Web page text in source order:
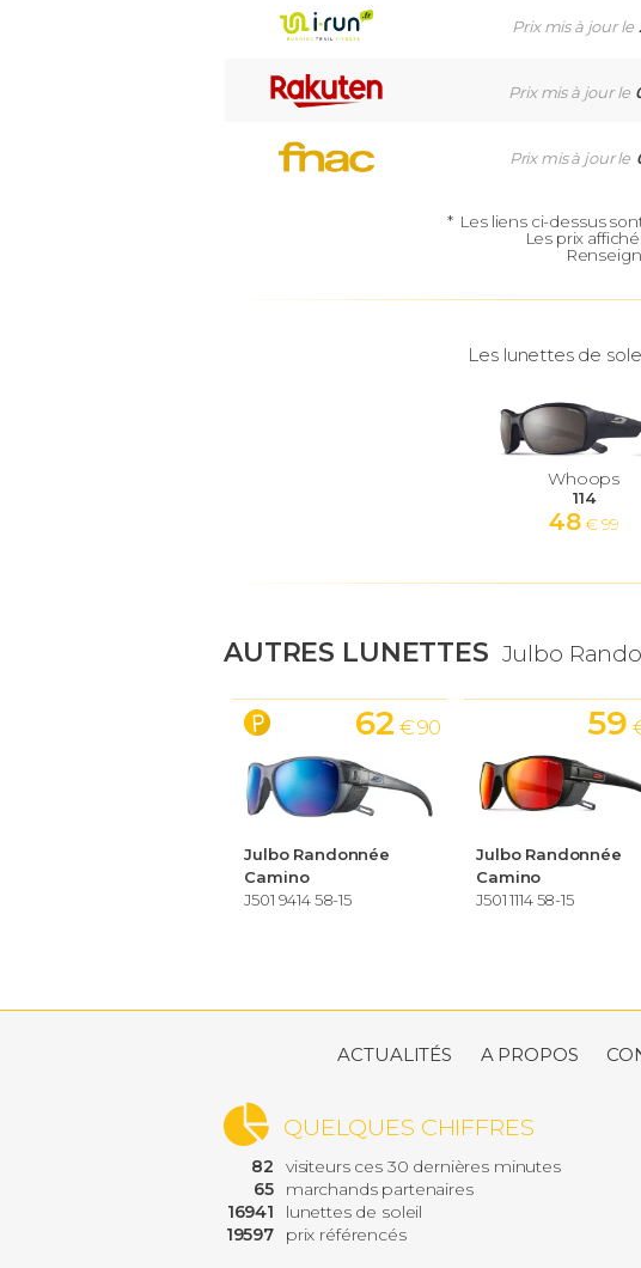
Prix mis à jour le
Prix mis à jour le
Prix mis à jour le
* Les liens ci-dessus
Les prix
Les lunettes de
Whoops
114
48 € 99
AUTRES LUNETTES Julbo
Julbo Randonnée
Camino
J501 9414 58-15
62 € 90
Julbo Randonnée
Camino
J501 1114 58-15
59
ACTUALITÉS A PROPOS
QUELQUES CHIFFRES
82
visiteurs ces 30 dernières minutes
65
marchands partenaires
16941
lunettes de soleil
19597
prix référencés